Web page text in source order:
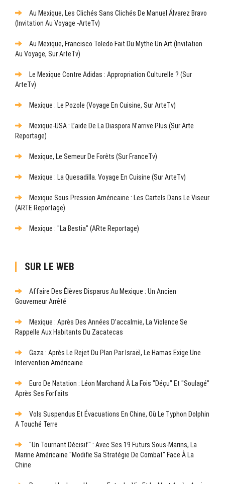
Au Mexique, Les Clichés Sans Clichés De Manuel Álvarez Bravo
(Invitation Au Voyage -ArteTv)
Au Mexique, Francisco Toledo Fait Du Mythe Un Art (Invitation
Au Voyage, Sur ArteTv)
Le Mexique Contre Adidas : Appropriation Culturelle ? (sur
ArteTv)
Mexique : Le Pozole (Voyage En Cuisine, Sur ArteTv)
Mexique-USA : L’aide De La Diaspora N’arrive Plus (sur Arte
Reportage)
Mexique, Le Semeur De Forêts (sur FranceTv)
Mexique : La Quesadilla. Voyage En Cuisine (sur ArteTv)
Mexique Sous Pression Américaine : Les Cartels Dans Le Viseur
(ARTE Reportage)
Mexique : "La Bestia" (ARte Reportage)
SUR LE WEB
Affaire Des Élèves Disparus Au Mexique : Un Ancien
Gouverneur Arrêté
Mexique : Après Des Années D’accalmie, La Violence Se
Rappelle Aux Habitants Du Zacatecas
Gaza : Après Le Rejet Du Plan Par Israël, Le Hamas Exige Une
Intervention Américaine
Euro De Natation : Léon Marchand À La Fois "déçu" Et "soulagé"
Après Ses Forfaits
Vols Suspendus Et Évacuations En Chine, Où Le Typhon Dolphin
A Touché Terre
"Un Tournant Décisif" : Avec Ses 19 Futurs Sous-Marins, La
Marine Américaine "modifie Sa Stratégie De Combat" Face À La
Chine